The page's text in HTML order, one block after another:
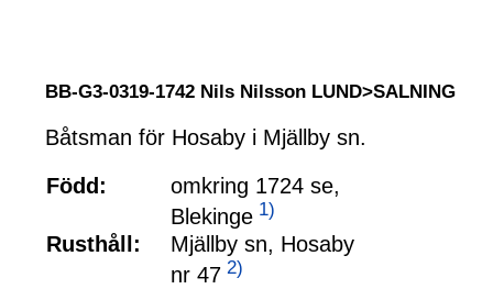
BB-G3-0319-1742 Nils Nilsson LUND>SALNING
Båtsman för Hosaby i Mjällby sn.
Född:
omkring 1724 se,
Blekinge 1)
Rusthåll:
Mjällby sn, Hosaby
nr 47 2)